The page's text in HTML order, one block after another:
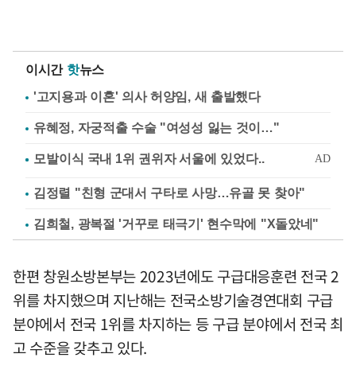
이시간 핫뉴스
'고지용과 이혼' 의사 허양임, 새 출발했다
유혜정, 자궁적출 수술 "여성성 잃는 것이…"
김정렬 "친형 군대서 구타로 사망…유골 못 찾아"
김희철, 광복절 '거꾸로 태극기' 현수막에 "X돌았네"
한편 창원소방본부는 2023년에도 구급대응훈련 전국 2
위를 차지했으며 지난해는 전국소방기술경연대회 구급
분야에서 전국 1위를 차지하는 등 구급 분야에서 전국 최
고 수준을 갖추고 있다.